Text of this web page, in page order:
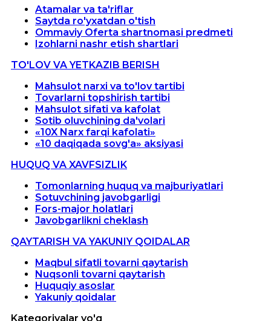
Atamalar va ta'riflar
Saytda ro'yxatdan o'tish
Ommaviy Oferta shartnomasi predmeti
Izohlarni nashr etish shartlari
TO'LOV VA YETKAZIB BERISH
Mahsulot narxi va to'lov tartibi
Tovarlarni topshirish tartibi
Mahsulot sifati va kafolat
Sotib oluvchining da'volari
«10X Narx farqi kafolati»
«10 daqiqada sovg'a» aksiyasi
HUQUQ VA XAVFSIZLIK
Tomonlarning huquq va majburiyatlari
Sotuvchining javobgarligi
Fors-major holatlari
Javobgarlikni cheklash
QAYTARISH VA YAKUNIY QOIDALAR
Maqbul sifatli tovarni qaytarish
Nuqsonli tovarni qaytarish
Huquqiy asoslar
Yakuniy qoidalar
Kategoriyalar yo'q